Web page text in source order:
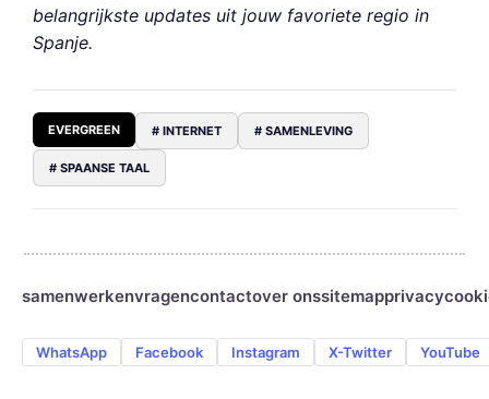
belangrijkste updates uit jouw favoriete regio in
Spanje.
EVERGREEN # INTERNET # SAMENLEVING
# SPAANSE TAAL
samenwerkenvragencontactover onssitemapprivacy
WhatsApp Facebook Instagram X-Twitter YouTube